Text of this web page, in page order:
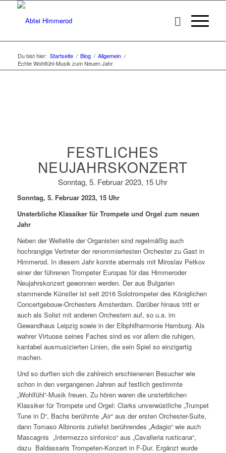
Du bist hier: Startseite / Blog / Allgemein /
Echte Wohlfühl-Musik zum Neuen Jahr
FESTLICHES
NEUJAHRSKONZERT
Sonntag, 5. Februar 2023, 15 Uhr
Sonntag, 5. Februar 2023, 15 Uhr
Unsterbliche Klassiker für Trompete und Orgel zum neuen
Jahr
Neben der Weltelite der Organisten sind regelmäßig auch
hochrangige Vertreter der renommiertesten Orchester zu Gast in
Himmerod. In diesem Jahr konnte abermals mit Miroslav Petkov
einer der führenen Trompeter Europas für das Himmeroder
Neujahrskonzert gewonnen werden. Der aus Bulgarien
stammende Künstler ist seit 2016 Solotrompeter des Königlichen
Concertgebouw-Orchesters Amsterdam. Darüber hinaus tritt er
auch als Solist mit anderen Orchestern auf, so u.a. im
Gewandhaus Leipzig sowie in der Elbphilharmonie Hamburg. Als
wahrer Virtuose seines Faches sind es vor allem die ruhigen,
kantabel ausmusizierten Linien, die sein Spiel so einzigartig
machen.
Und so durften sich die zahlreich erschienenen Besucher wie
schon in den vergangenen Jahren auf festlich gestimmte
„Wohlfühl“-Musik freuen. Zu hören waren die unsterblichen
Klassiker für Trompete und Orgel: Clarks unverwüstliche „Trumpet
Tune in D“, Bachs berühmte „Air“ aus der ersten Orchester-Suite,
dann Tomaso Albinonis zutiefst berührendes „Adagio“ wie auch
Mascagnis „Intermezzo sinfonico“ aus „Cavalleria rusticana“,
dazu Baldassaris Trompeten-Konzert in F-Dur. Ergänzt wurde